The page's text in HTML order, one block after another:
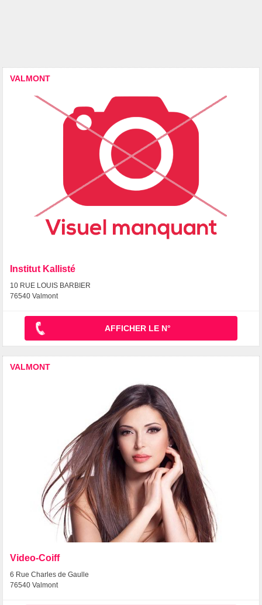
VALMONT
Institut Kallisté
10 RUE LOUIS BARBIER
76540 Valmont
AFFICHER LE N°
VALMONT
Video-Coiff
6 Rue Charles de Gaulle
76540 Valmont